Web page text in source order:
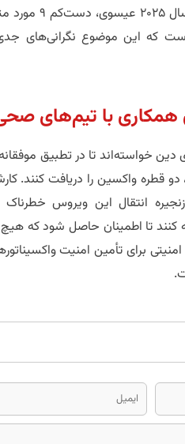
است. آمارهای رسمی
که این موضوع نگرانی‌های
همکاری با تیم‌های
خواسته‌اند تا در تطبیق
قطره واکسین را دریافت کنند.
انتقال این ویروس
کنند تا اطمینان حاصل شود که
برای تأمین امنیت